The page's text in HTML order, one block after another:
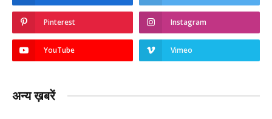
Pinterest Instagram
YouTube Vimeo
अन्य ख़बरें